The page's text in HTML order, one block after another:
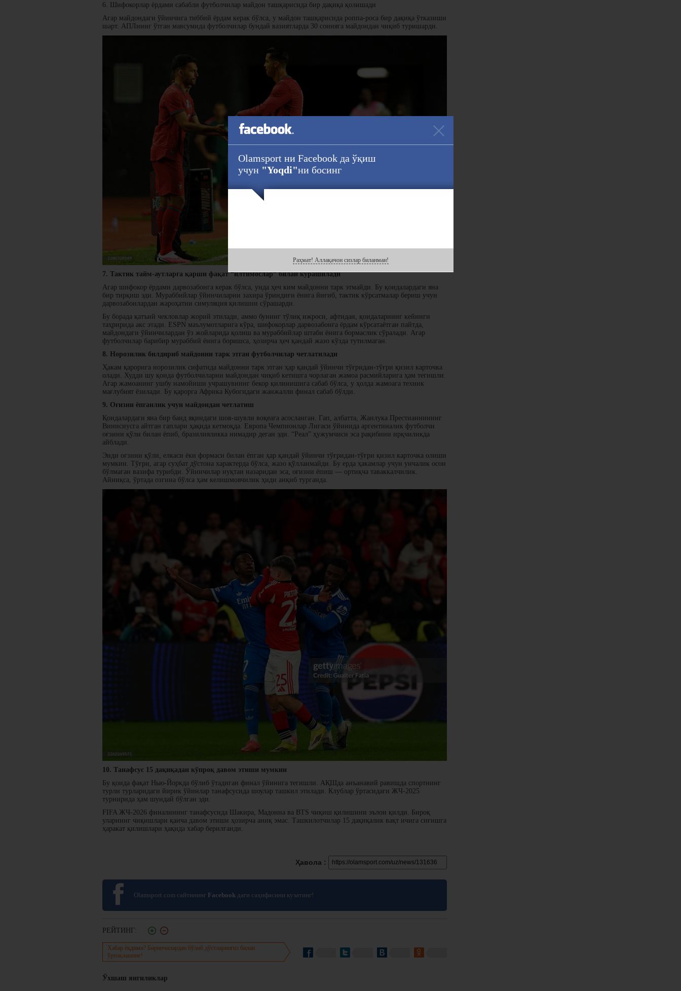
6. Шифокорлар ёрдами сабабли футболчилар майдон ташқарисида бир дақиқа қолишади
Агар майдондаги ўйинчига тиббий ёрдам керак бўлса, у майдон ташқарисида роппа-роса бир дақиқа ўтказиши
шарт. АПЛнинг ўтган мавсумида футболчилар бундай вазиятларда 30 сонияга майдондан чиқиб туришарди.
7. Тактик тайм-аутларга қарши фақат “илтимослар” билан курашилади
Агар шифокор ёрдами дарвозабонга керак бўлса, унда ҳеч ким майдонни тарк этмайди. Бу қоидалардаги яна
бир тирқиш эди. Мураббийлар ўйинчиларни захира ўриндиғи ёнига йиғиб, тактик кўрсатмалар бериш учун
дарвозабонлардан жароҳатни симуляция қилишни сўрашарди.
Бу борада қатъий чекловлар жорий этилади, аммо бунинг тўлиқ ижроси, афтидан, қоидаларнинг кейинги
таҳририда акс этади. ESPN маълумотларига кўра, шифокорлар дарвозабонга ёрдам кўрсатаётган пайтда,
майдондаги ўйинчилардан ўз жойларида қолиш ва мураббийлар штаби ёнига бормаслик сўралади. Агар
футболчилар барибир мураббий ёнига боришса, ҳозирча ҳеч қандай жазо кўзда тутилмаган.
8. Норозилик билдириб майдонни тарк этган футболчилар четлатилади
Ҳакам қарорига норозилик сифатида майдонни тарк этган ҳар қандай ўйинчи тўғридан-тўғри қизил карточка
олади. Худди шу қоида футболчиларни майдондан чиқиб кетишга чорлаган жамоа расмийларига ҳам тегишли.
Агар жамоанинг ушбу намойиши учрашувнинг бекор қилинишига сабаб бўлса, у ҳолда жамоага техник
мағлубият ёзилади. Бу қарорга Африка Кубогидаги жанжалли финал сабаб бўлди.
9. Оғизни ёпганлик учун майдондан четлатиш
Қоидалардаги яна бир банд яқиндаги шов-шувли воқеага асосланган. Гап, албатта, Жанлука Престианнининг
Винисиусга айтган гаплари ҳақида кетмоқда. Европа Чемпионлар Лигаси ўйинида аргентиналик футболчи
оғзини қўли билан ёпиб, бразилияликка нимадир деган эди. “Реал” ҳужумчиси эса рақибини ирқчиликда
айблади.
Энди оғзини қўли, елкаси ёки формаси билан ёпган ҳар қандай ўйинчи тўғридан-тўғри қизил карточка олиши
мумкин. Тўғри, агар суҳбат дўстона характерда бўлса, жазо қўлланмайди. Бу ерда ҳакамлар учун унчалик осон
бўлмаган вазифа турибди. Ўйинчилар нуқтаи назаридан эса, оғизни ёпиш — ортиқча таваккалчилик.
Айниқса, ўртада озгина бўлса ҳам келишмовчилик ҳиди анқиб турганда.
10. Танафсус 15 дақиқадан кўпроқ давом этиши мумкин
Бу қоида фақат Нью-Йоркда бўлиб ўтадиган финал ўйинига тегишли. АҚШда анъанавий равишда спортнинг
турли турларидаги йирик ўйинлар танафсусида шоулар ташкил этилади. Клублар ўртасидаги ЖЧ-2025
турнирида ҳам шундай бўлган эди.
FIFA ЖЧ-2026 финалининг танафсусида Шакира, Мадонна ва BTS чиқиш қилишини эълон қилди. Бироқ
уларнинг чиқишлари қанча давом этиши ҳозирча аниқ эмас. Ташкилотчилар 15 дақиқалик вақт ичига сиғишга
ҳаракат қилишлари ҳақида хабар берилганди.
Ҳавола :
Olamsport.com сайтининг Facebook даги саҳифасини кузатинг!
РЕЙТИНГ:
Хабар ёқдими? Биринчилардан бўлиб дўстларингиз билан
ўртоқлашинг!
Ўхшаш янгиликлар
Olamsport ни Facebook да ўқиш
учун "Yoqdi"ни босинг
Раҳмат! Аллақачон сизлар биланман!